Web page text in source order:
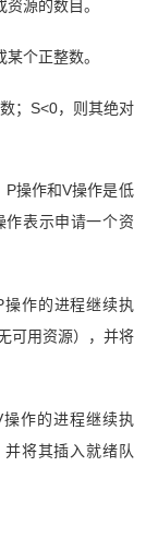
源的数目。
个正整数。
；S<0，则其绝对
P操作和V操作是低
作表示申请一个资
操作的进程继续执
可用资源），并将
作的进程继续执
将其插入就绪队